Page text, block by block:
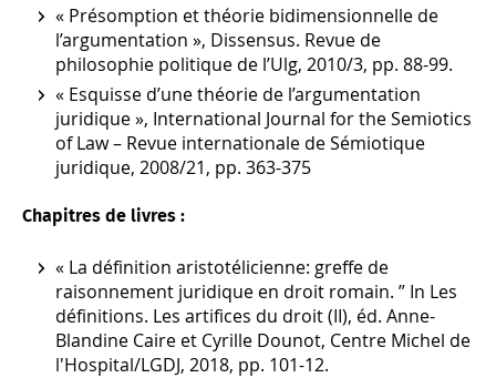
« Présomption et théorie bidimensionnelle de
l’argumentation », Dissensus. Revue de
philosophie politique de l’Ulg, 2010/3, pp. 88-99.
« Esquisse d’une théorie de l’argumentation
juridique », International Journal for the Semiotics
of Law – Revue internationale de Sémiotique
juridique, 2008/21, pp. 363-375
Chapitres de livres :
« La définition aristotélicienne: greffe de
raisonnement juridique en droit romain. ” In Les
définitions. Les artifices du droit (II), éd. Anne-
Blandine Caire et Cyrille Dounot, Centre Michel de
l'Hospital/LGDJ, 2018, pp. 101-12.